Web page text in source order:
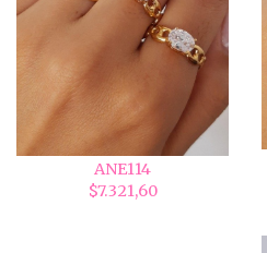
ANE114
$7.321,60